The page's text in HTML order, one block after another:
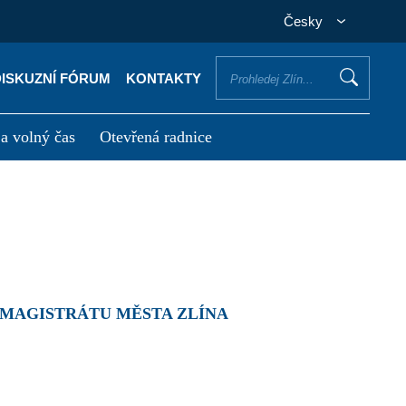
Česky
FÓRUM KONTAKTY
volný čas Otevřená radnice
MĚSTA ZLÍNA